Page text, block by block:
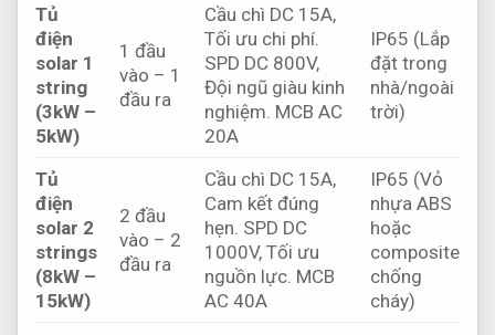
Tủ
điện
solar 1
string
(3kW –
5kW)
1 đầu
vào – 1
đầu ra
Cầu chì DC 15A,
Tối ưu chi phí.
SPD DC 800V,
Đội ngũ giàu kinh
nghiệm. MCB AC
20A
IP65 (Lắp
đặt trong
nhà/ngoài
trời)
Tủ
điện
solar 2
strings
(8kW –
15kW)
2 đầu
vào – 2
đầu ra
Cầu chì DC 15A,
Cam kết đúng
hẹn. SPD DC
1000V, Tối ưu
nguồn lực. MCB
AC 40A
IP65 (Vỏ
nhựa ABS
hoặc
composite
chống
cháy)